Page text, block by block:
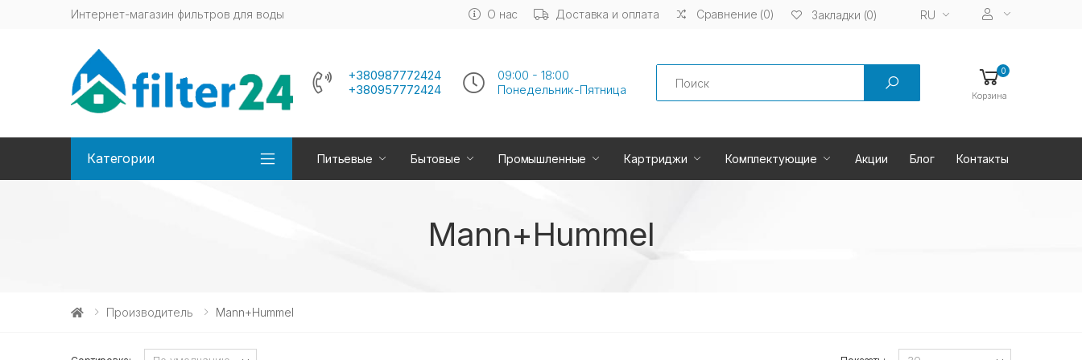
Интернет-магазин фильтров для воды О нас Доставка и оплата Сравнение (0) Закладки (0) RU
+380987772424
+380957772424
09:00 - 18:00
Понедельник-Пятница
Search 0
Корзина
Категории Питьевые Бытовые Промышленные Картриджи Комплектующие Акции Блог Контакты
Mann+Hummel
Производитель Mann+Hummel